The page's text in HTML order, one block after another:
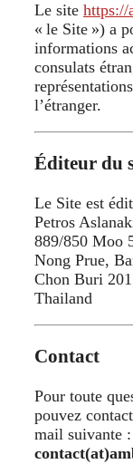
Le site https://
« le Site ») a
informations
consulats
l’étranger.
Éditeur du
Le Site est
Petros
889/850 Moo
Nong Prue,
Chon Buri
Thailand
Contact
Pour toute
pouvez
mail suivante :